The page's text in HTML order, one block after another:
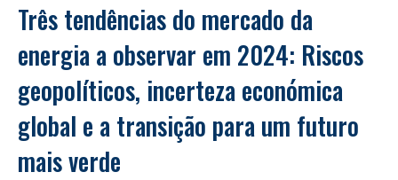
Três tendências do mercado da
energia a observar em 2024: Riscos
geopolíticos, incerteza económica
global e a transição para um futuro
mais verde